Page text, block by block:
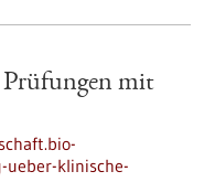
Prüfungen mit
klinische-